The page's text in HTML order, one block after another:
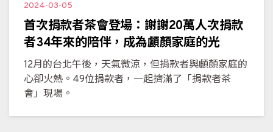
2024-03-05
首次捐款者茶會登場：謝謝20萬人次捐款
者34年來的陪伴，成為顱顏家庭的光
12月的台北午後，天氣微涼，但捐款者與顱顏家庭的
心卻火熱。49位捐款者，一起擠滿了「捐款者茶
會」現場。